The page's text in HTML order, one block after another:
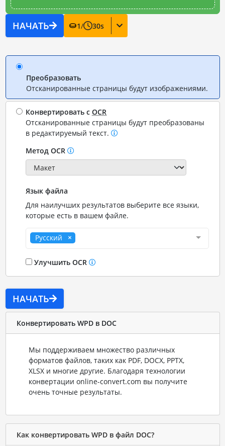
НАЧАТЬ 1/ 30s
Преобразовать
Отсканированные страницы будут изображениями.
Конвертировать сOCR
Отсканированные страницы будут преобразованы
в редактируемый текст.
Метод OCR
Язык файла
Для наилучших результатов выберите все языки,
которые есть в вашем файле.
Русский
Улучшить OCR
НАЧАТЬ
Конвертировать WPD в DOC
Мы поддерживаем множество различных
форматов файлов, таких как PDF, DOCX, PPTX,
XLSX и многие другие. Благодаря технологии
конвертации online-convert.com вы получите
очень точные результаты.
Как конвертировать WPD в файл DOC?